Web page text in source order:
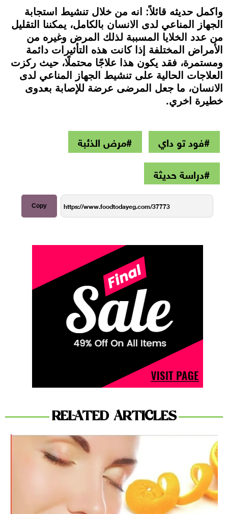
واكمل حديثه قائلاً: انه من خلال تنشيط استجابة
الجهاز المناعي لدى الانسان بالكامل، يمكننا التقليل
من عدد الخلايا المسببة لذلك المرض وغيره من
الأمراض المختلفة إذا كانت هذه التأثيرات دائمة
ومستمرة، فقد يكون هذا علاجًا محتملًا، حيث ركزت
العلاجات الحالية على تنشيط الجهاز المناعي لدى
الانسان، ما جعل المرضى عرضة للإصابة بعدوى
خطيرة اخري.
#فود تو داي
#مرض الذئبة
#دراسة حديثة
Copy
RELATED ARTICLES